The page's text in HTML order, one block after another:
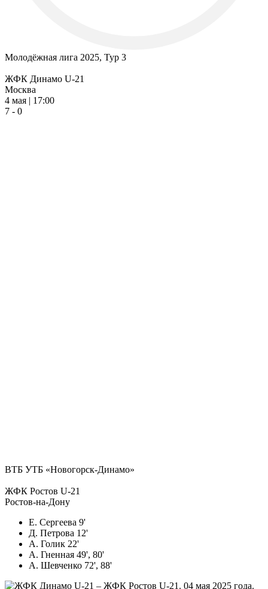
Молодёжная лига 2025, Тур 3
ЖФК Динамо U-21
Москва
4 мая | 17:00
7 - 0
ВТБ УТБ «Новогорск-Динамо»
ЖФК Ростов U-21
Ростов-на-Дону
Е. Сергеева 9'
Д. Петрова 12'
А. Голик 22'
А. Гненная 49', 80'
А. Шевченко 72', 88'